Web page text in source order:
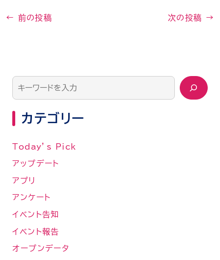
← 前の投稿 次の投稿 →
カテゴリー
Today’s Pick
アップデート
アプリ
アンケート
イベント告知
イベント報告
オープンデータ